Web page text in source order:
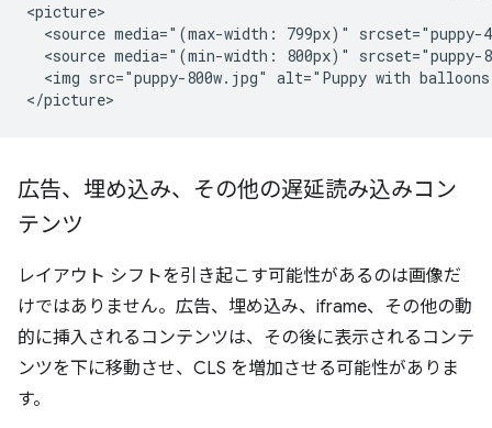
<picture>
<source media="(max-width: 799px)"
<source media="(min-width: 800px)"
<img src="puppy-800w.jpg" alt="Puppy with
広告、埋め込み、その他の遅延読み込みコン
テンツ
レイアウト シフトを引き起こす可能性があるのは画像だ
けではありません。広告、埋め込み、iframe、その他の動
的に挿入されるコンテンツは、その後に表示されるコンテ
ンツを下に移動させ、CLS を増加させる可能性がありま
す。